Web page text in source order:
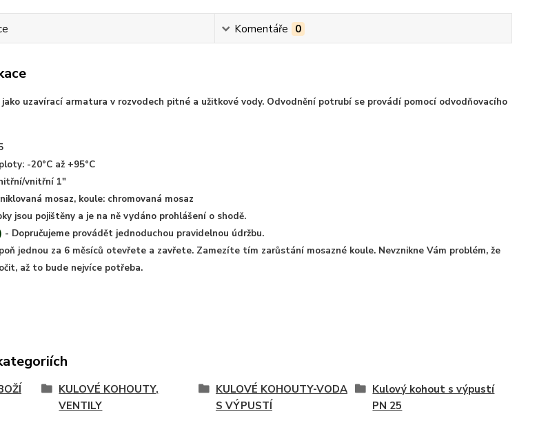
Komentáře 0
uzavírací armatura v rozvodech pitné a užitkové vody. Odvodnění potrubí se provádí pomocí odvodňovacího
-20°C až +95°C
vnitřní 1"
mosaz, koule: chromovaná mosaz
jsou pojištěny a je na ně vydáno prohlášení o shodě.
- Dopručujeme provádět jednoduchou pravidelnou údržbu.
jednou za 6 měsíců otevřete a zavřete. Zamezíte tím zarůstání mosazné koule. Nevznikne Vám problém, že
až to bude nejvíce potřeba.
KULOVÉ KOHOUTY,
VENTILY
KULOVÉ KOHOUTY-VODA
S VÝPUSTÍ
Kulový kohout s výpustí
PN 25